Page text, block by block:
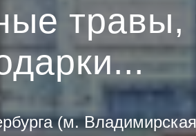
травы,
(м.